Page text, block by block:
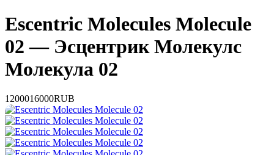
Escentric Molecules Molecule
02 — Эсцентрик Молекулс
Молекула 02
1200016000RUB